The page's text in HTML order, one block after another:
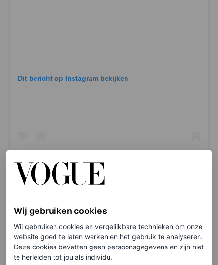
Dit bericht op Instagram bekijken
Susan Bijl
Dan Rotterdams tassenmerk Susan Bijl. Ook hier pakken
Wij gebruiken cookies
Wij gebruiken cookies en vergelijkbare technieken om onze
website goed te laten werken en het gebruik te analyseren.
Deze cookies bevatten geen persoonsgegevens en zijn niet
te herleiden tot jou als individu.